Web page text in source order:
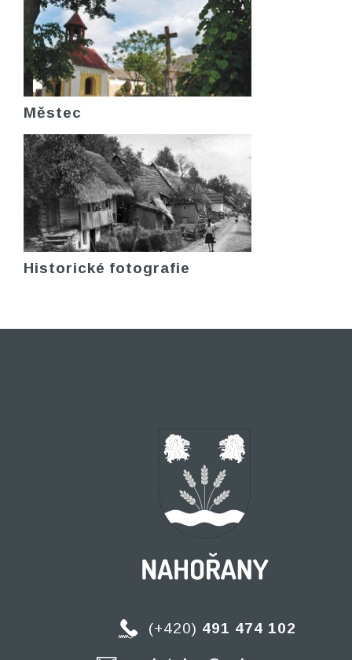
Městec
Historické fotografie
(+420) 491 474 102